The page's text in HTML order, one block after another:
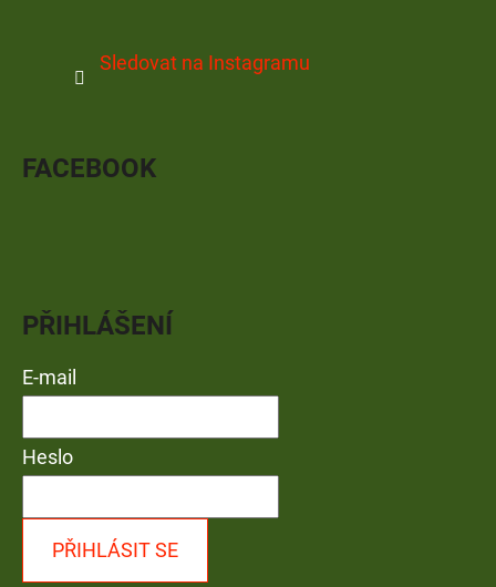
Sledovat na Instagramu
FACEBOOK
PŘIHLÁŠENÍ
E-mail
Heslo
PŘIHLÁSIT SE